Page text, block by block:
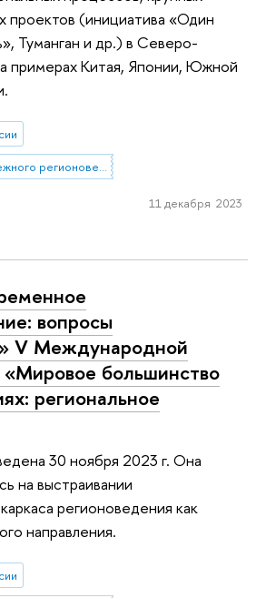
проектов (инициатива «Один
Туманган и др.) в Северо-
примерах Китая, Японии, Южной
Департамент зарубежного регионоведения
11 декабря 2023
вопросы
V Международной
большинство
региональное
30 ноября 2023 г. Она
на выстраивании
регионоведения как
направления.